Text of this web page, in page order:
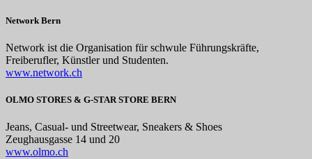
Network Bern
Network ist die Organisation für schwule Führungskräfte,
Freiberufler, Künstler und Studenten.
www.network.ch
OLMO STORES & G-STAR STORE BERN
Jeans, Casual- und Streetwear, Sneakers & Shoes
Zeughausgasse 14 und 20
www.olmo.ch